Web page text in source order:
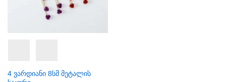
4 ვარდიანი 8სმ მეტალის